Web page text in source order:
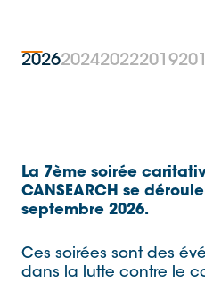
2026202420222019
La 7ème soirée
CANSEARCH se
septembre 2026.
Ces soirées sont des
dans la lutte contre le